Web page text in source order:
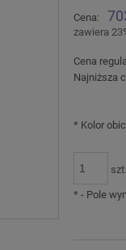
Cena nie zawiera
Cena:
zawiera
Cena
Najniższa
* Kolor
szt.
* - Pole